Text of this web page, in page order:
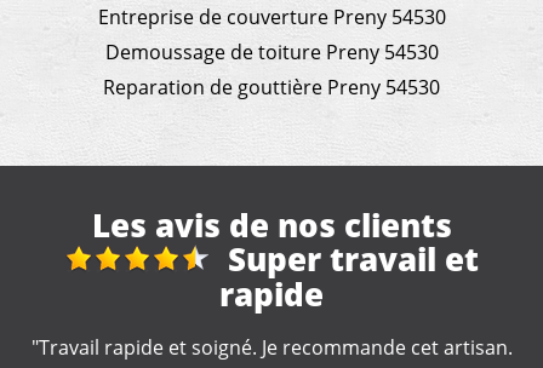
Entreprise de couverture Preny 54530
Demoussage de toiture Preny 54530
Reparation de gouttière Preny 54530
Les avis de nos clients
Réparation et
nettoyage gouttière
"Travail rapide et soigné ???? Seul petit hic ❗️pas je n'ai